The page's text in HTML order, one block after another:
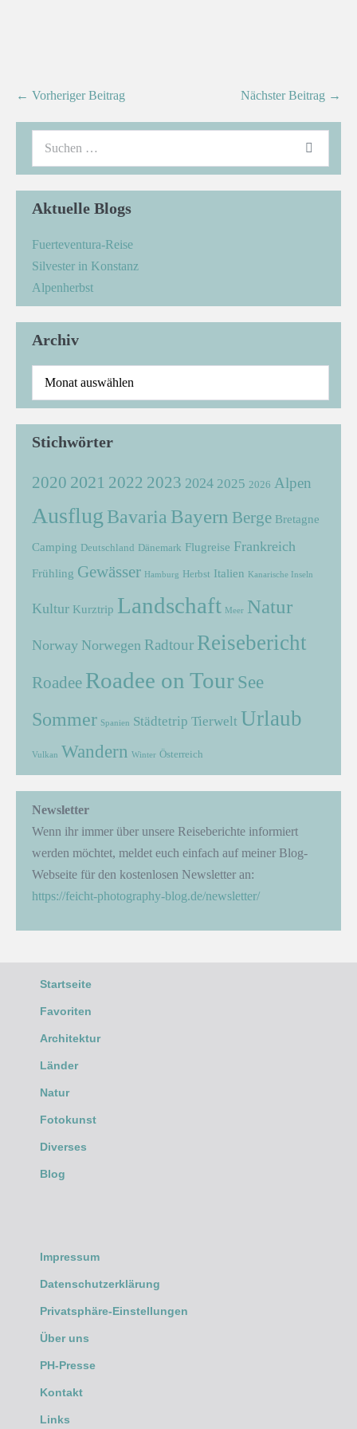
← Vorheriger Beitrag Nächster Beitrag →
Aktuelle Blogs
Fuerteventura-Reise
Silvester in Konstanz
Alpenherbst
Archiv
Stichwörter
2020 2021 2022 2023 2024 2025 2026 Alpen
Ausflug Bavaria Bayern Berge Bretagne
Camping Deutschland Dänemark Flugreise Frankreich
Frühling Gewässer Hamburg Herbst Italien Kanarische Inseln
Kultur Kurztrip Landschaft Meer Natur
Norway Norwegen Radtour Reisebericht
Roadee Roadee on Tour See
Sommer Spanien Städtetrip Tierwelt Urlaub
Vulkan Wandern Winter Österreich
Newsletter
Wenn ihr immer über unsere Reiseberichte informiert
werden möchtet, meldet euch einfach auf meiner Blog-
Webseite für den kostenlosen Newsletter an:
https://feicht-photography-blog.de/newsletter/
Startseite
Favoriten
Architektur
Länder
Natur
Fotokunst
Diverses
Blog
Impressum
Datenschutzerklärung
Privatsphäre-Einstellungen
Über uns
PH-Presse
Kontakt
Links